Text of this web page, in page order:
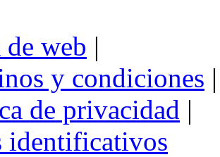
web |
y condiciones |
de privacidad |
identificativos